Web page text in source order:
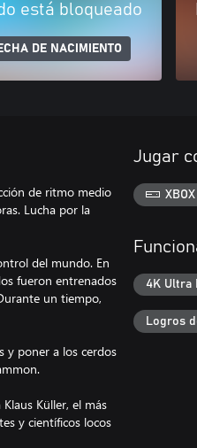
está bloqueado
DE NACIMIENTO
de ritmo medio
Lucha por la
del mundo. En
fueron entrenados
un tiempo,
y poner a los cerdos
Küller, el más
y científicos locos
Jugar
4K Ultra
Logros